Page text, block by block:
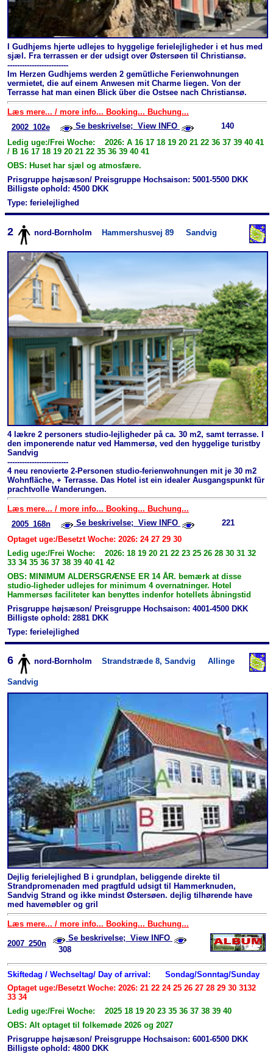
I Gudhjems hjerte udlejes to hyggelige ferielejligheder i et hus med
sjæl. Fra terrassen er der udsigt over Østersøen til Christiansø.
-------------------------
Im Herzen Gudhjems werden 2 gemütliche Ferienwohnungen
vermietet, die auf einem Anwesen mit Charme liegen. Von der
Terrasse hat man einen Blick über die Ostsee nach Christiansø.
Læs mere... / more info... Booking... Buchung...
2002_102e
Se beskrivelse; View INFO
140
Ledig uge:/Frei Woche: 2026: A 16 17 18 19 20 21 22 36 37 39 40 41
/ B 16 17 18 19 20 21 22 35 36 39 40 41
OBS: Huset har sjæl og atmosfære.
Prisgruppe højsæson/ Preisgruppe Hochsaison: 5001-5500 DKK
Billigste ophold: 4500 DKK
Type: ferielejlighed
2 nord-Bornholm Hammershusvej 89 Sandvig
4 lækre 2 personers studio-lejligheder på ca. 30 m2, samt terrasse. I
den imponerende natur ved Hammersø, ved den hyggelige turistby
Sandvig
-------------------------
4 neu renovierte 2-Personen studio-ferienwohnungen mit je 30 m2
Wohnfläche, + Terrasse. Das Hotel ist ein idealer Ausgangspunkt für
prachtvolle Wanderungen.
Læs mere... / more info... Booking... Buchung...
2005_168n
Se beskrivelse; View INFO
221
Optaget uge:/Besetzt Woche: 2026: 24 27 29 30
Ledig uge:/Frei Woche: 2026: 18 19 20 21 22 23 25 26 28 30 31 32
33 34 35 36 37 38 39 40 41 42
OBS: MINIMUM ALDERSGRÆNSE ER 14 ÅR. bemærk at disse
studio-ligheder udlejes for minimum 4 overnatninger. Hotel
Hammersøs faciliteter kan benyttes indenfor hotellets åbningstid
Prisgruppe højsæson/ Preisgruppe Hochsaison: 4001-4500 DKK
Billigste ophold: 2881 DKK
Type: ferielejlighed
6 nord-Bornholm Strandstræde 8, Sandvig Allinge
Sandvig
Dejlig ferielejlighed B i grundplan, beliggende direkte til
Strandpromenaden med pragtfuld udsigt til Hammerknuden,
Sandvig Strand og ikke mindst Østersøen. dejlig tilhørende have
med havemøbler og gril
Læs mere... / more info... Booking... Buchung...
2007_250n
Se beskrivelse; View INFO
308
Skiftedag / Wechseltag/ Day of arrival: Sondag/Sonntag/Sunday
Optaget uge:/Besetzt Woche: 2026: 21 22 24 25 26 27 28 29 30 3132
33 34
Ledig uge:/Frei Woche: 2025 18 19 20 23 35 36 37 38 39 40
OBS: Alt optaget til folkemøde 2026 og 2027
Prisgruppe højsæson/ Preisgruppe Hochsaison: 6001-6500 DKK
Billigste ophold: 4800 DKK